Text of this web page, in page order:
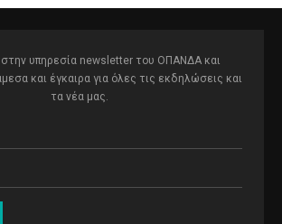
στην υπηρεσία newsletter του ΟΠΑΝΔΑ και
και έγκαιρα για όλες τις εκδηλώσεις και
τα νέα μας.